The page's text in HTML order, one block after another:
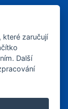
zaručují
Další